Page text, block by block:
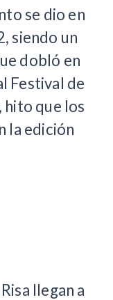
se dio en
siendo un
dobló en
Festival de
hito que los
la edición
llegan a